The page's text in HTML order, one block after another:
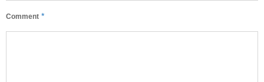
Comment *